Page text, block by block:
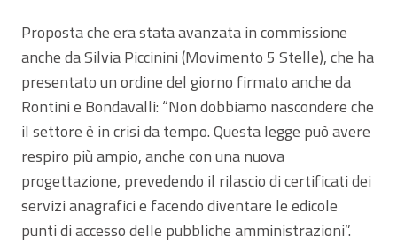
Proposta che era stata avanzata in commissione
anche da Silvia Piccinini (Movimento 5 Stelle), che ha
presentato un ordine del giorno firmato anche da
Rontini e Bondavalli: “Non dobbiamo nascondere che
il settore è in crisi da tempo. Questa legge può avere
respiro più ampio, anche con una nuova
progettazione, prevedendo il rilascio di certificati dei
servizi anagrafici e facendo diventare le edicole
punti di accesso delle pubbliche amministrazioni”.